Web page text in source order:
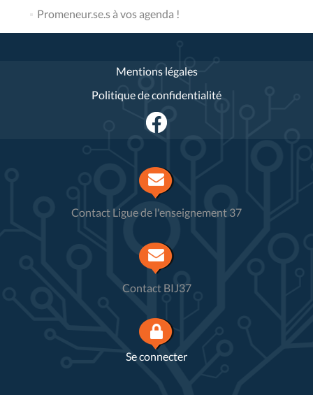
Promeneur.se.s à vos agenda !
Mentions légales
Politique de confidentialité
Contact Ligue de l'enseignement 37
Contact BIJ37
Se connecter